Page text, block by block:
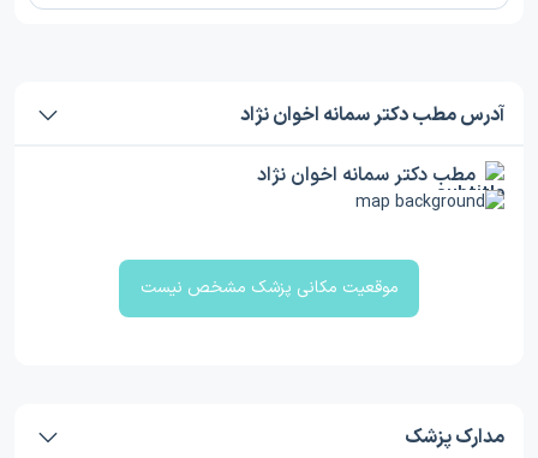
آدرس مطب دکتر سمانه اخوان نژاد
مطب دکتر سمانه اخوان نژاد
موقعیت مکانی پزشک مشخص نیست
مدارک پزشک